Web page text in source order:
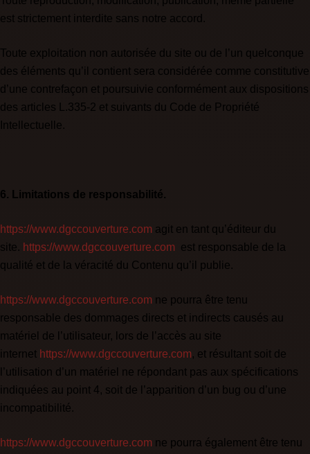
est strictement interdite sans notre accord.
Toute exploitation non autorisée du site ou de l’un quelconque
des éléments qu’il contient sera considérée comme constitutive
d’une contrefaçon et poursuivie conformément aux dispositions
des articles L.335-2 et suivants du Code de Propriété
Intellectuelle.
6. Limitations de responsabilité.
https://www.dgccouverture.com agit en tant qu’éditeur du
site. https://www.dgccouverture.com est responsable de la
qualité et de la véracité du Contenu qu’il publie.
https://www.dgccouverture.com ne pourra être tenu
responsable des dommages directs et indirects causés au
matériel de l’utilisateur, lors de l’accès au site
internet https://www.dgccouverture.com, et résultant soit de
l’utilisation d’un matériel ne répondant pas aux spécifications
indiquées au point 4, soit de l’apparition d’un bug ou d’une
incompatibilité.
https://www.dgccouverture.com ne pourra également être tenu